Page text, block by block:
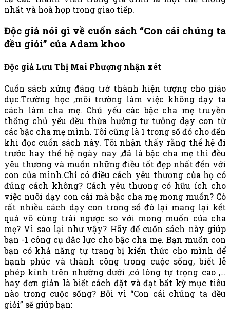
nhất và hoà hợp trong giao tiếp.
Độc giả nói gì về cuốn sách “Con cái chúng ta
đều giỏi” của Adam khoo
Độc giả Lưu Thị Mai Phượng nhận xét
Cuốn sách xứng đáng trở thành hiện tượng cho giáo
dục.Trường học ,môi trường làm việc không dạy ta
cách làm cha mẹ. Chủ yếu các bậc cha mẹ truyền
thống chủ yếu đều thừa hưởng tư tưởng dạy con từ
các bậc cha mẹ mình. Tôi cũng là 1 trong số đó cho đến
khi đọc cuốn sách này. Tôi nhận thấy rằng thế hệ đi
trước hay thế hệ ngày nay ,đã là bậc cha mẹ thì đều
yêu thương và muốn những điều tốt đẹp nhất đến với
con của mình.Chỉ có điều cách yêu thương của họ có
đúng cách không? Cách yêu thương có hữu ích cho
việc nuôi dạy con cái mà bậc cha mẹ mong muốn? Có
rất nhiều cách dạy con trong số đó lại mang lại kết
quả vô cùng trái ngược so với mong muốn của cha
mẹ? Vì sao lại như vậy? Hãy để cuốn sách này giúp
bạn -1 công cụ đắc lực cho bậc cha mẹ. Bạn muốn con
bạn có khả năng tự trang bị kiến thức cho mình để
hạnh phúc và thành công trong cuộc sống, biết lễ
phép kính trên nhường dưới ,có lòng tự trọng cao ,…
hay đơn giản là biết cách đặt và đạt bất kỳ mục tiêu
nào trong cuộc sống? Bởi vì “Con cái chúng ta đều
giỏi” sẽ giúp bạn: